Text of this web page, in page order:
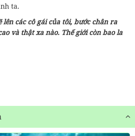
ta.
lên các cô gái của tôi, bước chân ra
và thật xa nào. Thế giới còn bao la